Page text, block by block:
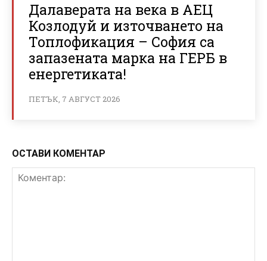
Далаверата на века в АЕЦ
Козлодуй и източването на
Топлофикация – София са
запазената марка на ГЕРБ в
енергетиката!
ПЕТЪК, 7 АВГУСТ 2026
ОСТАВИ КОМЕНТАР